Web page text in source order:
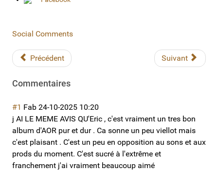
Social Comments
Précédent Suivant
Commentaires
#1 Fab 24-10-2025 10:20
j AI LE MEME AVIS QU'Eric , c'est vraiment un tres bon
album d'AOR pur et dur . Ca sonne un peu viellot mais
c'est plaisant . C'est un peu en opposition au sons et aux
prods du moment. C'est sucré à l'extrême et
franchement j'ai vraiment beaucoup aimé